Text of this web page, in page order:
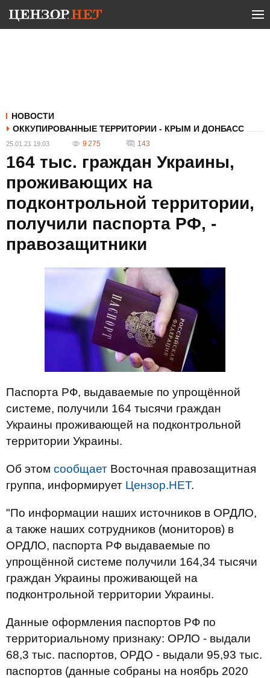
НОВОСТИ
ОККУПИРОВАННЫЕ ТЕРРИТОРИИ - КРЫМ И ДОНБАСС
25.01.21 19:03 9 275 143
164 тыс. граждан Украины,
проживающих на
подконтрольной территории,
получили паспорта РФ, -
правозащитники
Паспорта РФ, выдаваемые по упрощённой
системе, получили 164 тысячи граждан
Украины проживающей на подконтрольной
территории Украины.
Об этом сообщает Восточная правозащитная
группа, информирует Цензор.НЕТ.
"По информации наших источников в ОРДЛО,
а также наших сотрудников (мониторов) в
ОРДЛО, паспорта РФ выдаваемые по
упрощённой системе получили 164,34 тысячи
граждан Украины проживающей на
подконтрольной территории Украины.
Данные оформления паспортов РФ по
территориальному признаку: ОРЛО - выдали
68,3 тыс. паспортов, ОРДО - выдали 95,93 тыс.
паспортов (данные собраны на ноябрь 2020